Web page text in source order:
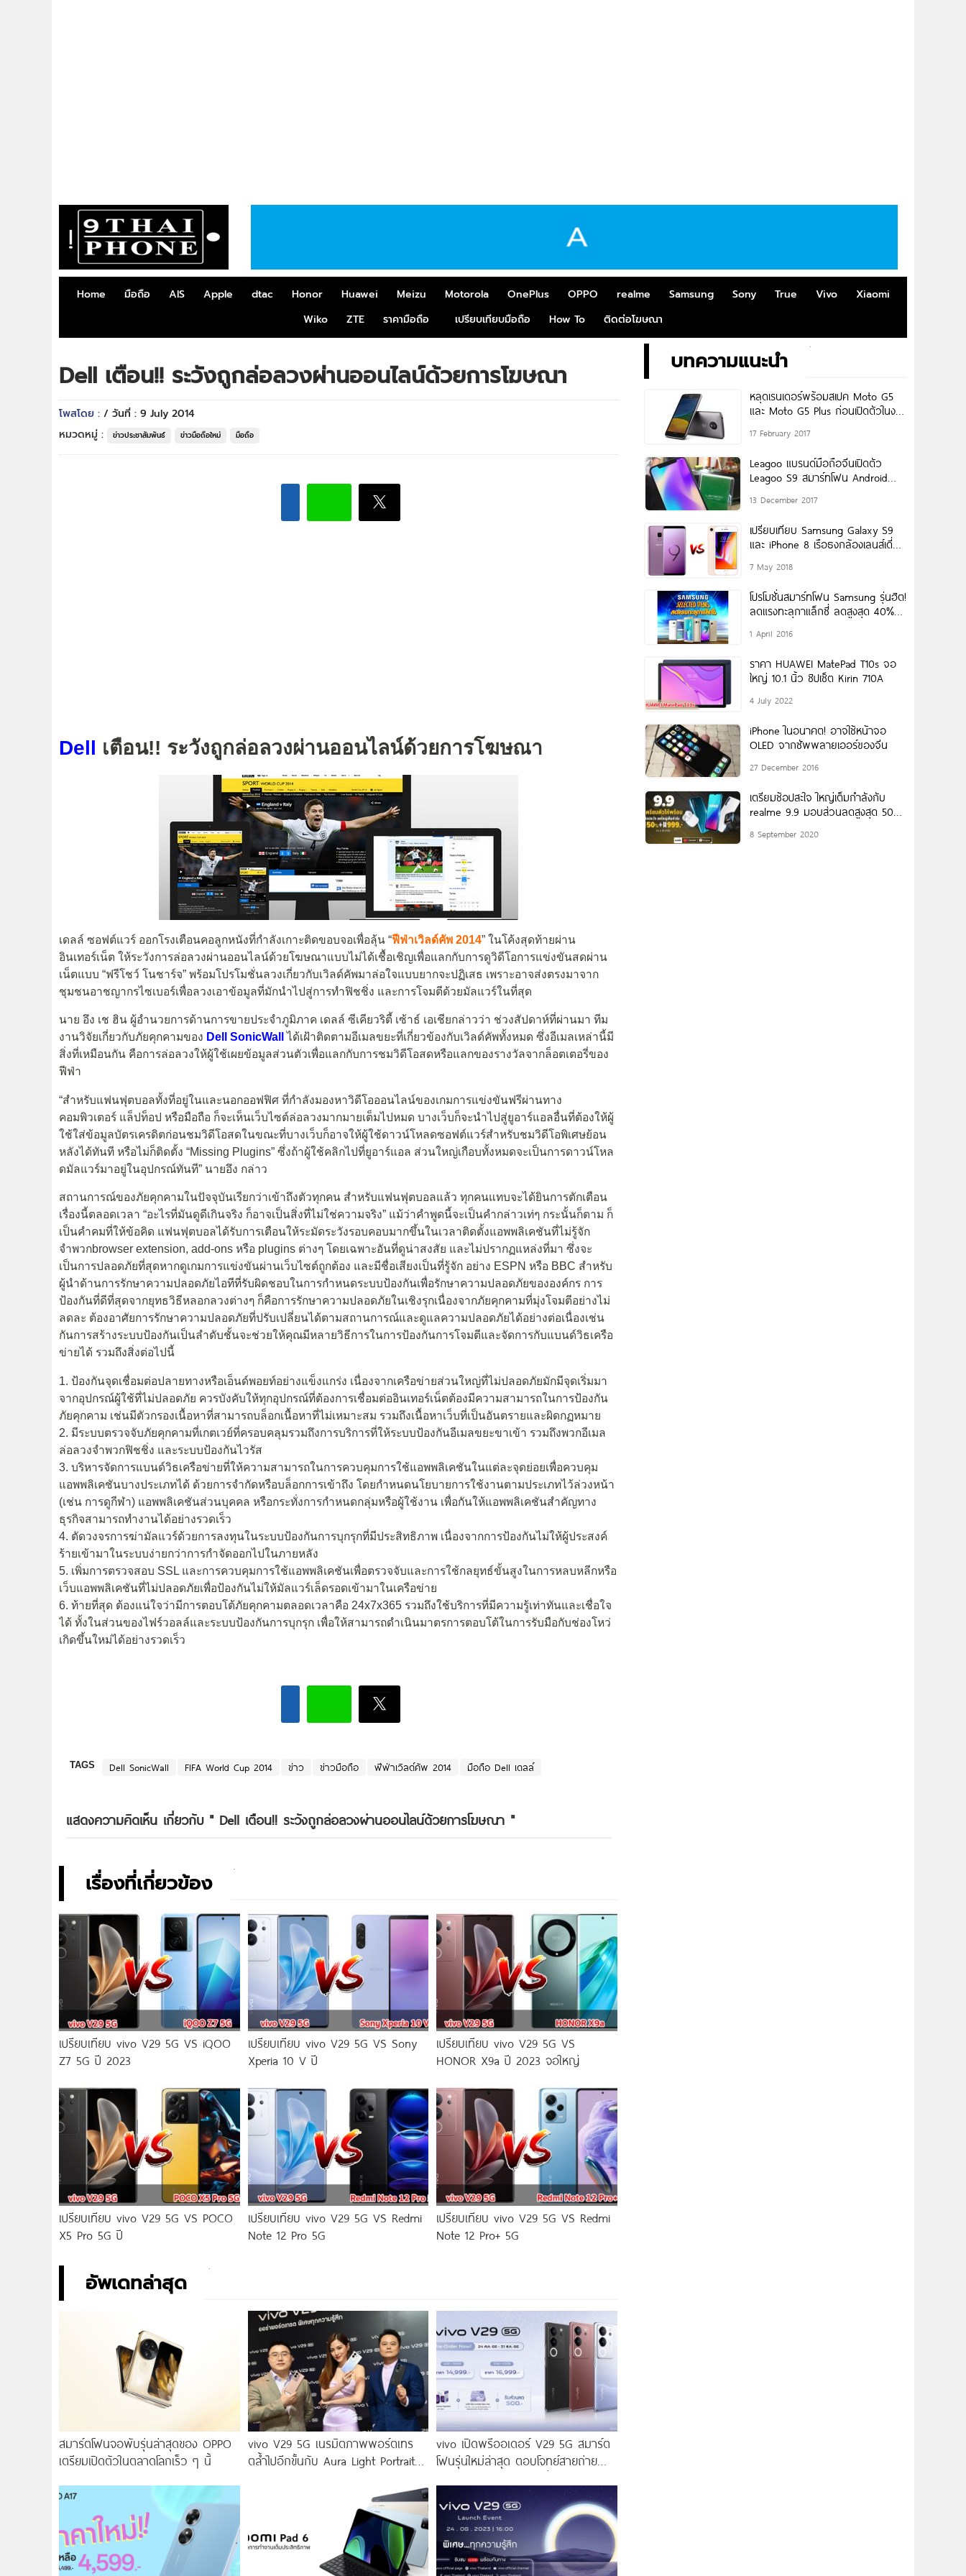
Home มือถือ AIS Apple dtac Honor Huawei Meizu Motorola OnePlus OPPO realme Samsung Sony True Vivo
Xiaomi
Wiko
ZTE ราคามือถือ เปรียบเทียบมือถือ How To ติดต่อโฆษณา
Dell เตือน!! ระวังถูกล่อลวงผ่านออนไลน์ด้วยการโฆษณา
โพสโดย : / วันที่ : 9 July 2014
หมวดหมู่ :
ข่าวประชาสัมพันธ์ ข่าวมือถือใหม่ มือถือ
Dell เตือน!! ระวังถูกล่อลวงผ่านออนไลน์ด้วยการโฆษณา
เดลล์ ซอฟต์แวร์ ออกโรงเตือนคอลูกหนังที่กำลังเกาะติดขอบจอเพื่อลุ้น “ฟีฟ่าเวิลด์คัพ 2014” ในโค้งสุดท้ายผ่าน
อินเทอร์เน็ต ให้ระวังการล่อลวงผ่านออนไลน์ด้วยโฆษณาแบบไม่ได้เชื้อเชิญเพื่อแลกกับการดูวิดีโอการแข่งขันสดผ่าน
เน็ตแบบ “ฟรีโชว์ โนชาร์จ” พร้อมโปรโมชั่นลวงเกี่ยวกับเวิลด์คัพมาล่อใจแบบยากจะปฏิเสธ เพราะอาจส่งตรงมาจาก
ชุมชนอาชญากรไซเบอร์เพื่อลวงเอาข้อมูลที่มักนำไปสู่การทำฟิชชิ่ง และการโจมตีด้วยมัลแวร์ในที่สุด
นาย อึง เช ฮิน ผู้อำนวยการด้านการขายประจำภูมิภาค เดลล์ ซีเคียวริตี้ เซ้าธ์ เอเชียกล่าวว่า ช่วงสัปดาห์ที่ผ่านมา ทีม
งานวิจัยเกี่ยวกับภัยคุกคามของ Dell SonicWall
ได้เฝ้าติดตามอีเมลขยะที่เกี่ยวข้องกับเวิลด์คัพทั้งหมด ซึ่งอีเมลเหล่านี้มี
สิ่งที่เหมือนกัน คือการล่อลวงให้ผู้ใช้เผยข้อมูลส่วนตัวเพื่อแลกกับการชมวิดีโอสดหรือแลกของรางวัลจากล็อตเตอรี่ของ
ฟีฟ่า
“สำหรับแฟนฟุตบอลทั้งที่อยู่ในและนอกออฟฟิศ ที่กำลังมองหาวิดีโอออนไลน์ของเกมการแข่งขันฟรีผ่านทาง
คอมพิวเตอร์ แล็ปท็อป หรือมือถือ ก็จะเห็นเว็บไซต์ล่อลวงมากมายเต็มไปหมด บางเว็บก็จะนำไปสู่ยูอาร์แอลอื่นที่ต้องให้ผู้
ใช้ใส่ข้อมูลบัตรเครดิตก่อนชมวิดีโอสดในขณะที่บางเว็บก็อาจให้ผู้ใช้ดาวน์โหลดซอฟต์แวร์สำหรับชมวิดีโอพิเศษย้อน
หลังได้ทันที หรือไม่ก็ติดตั้ง “Missing Plugins” ซึ่งถ้าผู้ใช้คลิกไปที่ยูอาร์แอล ส่วนใหญ่เกือบทั้งหมดจะเป็นการดาวน์โหล
ดมัลแวร์มาอยู่ในอุปกรณ์ทันที” นายอึง กล่าว
สถานการณ์ของภัยคุกคามในปัจจุบันเรียกว่าเข้าถึงตัวทุกคน สำหรับแฟนฟุตบอลแล้ว ทุกคนแทบจะได้ยินการตักเตือน
เรื่องนี้ตลอดเวลา “อะไรที่มันดูดีเกินจริง ก็อาจเป็นสิ่งที่ไม่ใช่ความจริง” แม้ว่าคำพูดนี้จะเป็นคำกล่าวเท่ๆ กระนั้นก็ตาม ก็
เป็นคำคมที่ให้ข้อคิด แฟนฟุตบอลได้รับการเตือนให้ระมัดระวังรอบคอบมากขึ้นในเวลาติดตั้งแอพพลิเคชันที่ไม่รู้จัก
จำพวกbrowser extension, add-ons หรือ plugins ต่างๆ โดยเฉพาะอันที่ดูน่าสงสัย และไม่ปรากฏแหล่งที่มา ซึ่งจะ
เป็นการปลอดภัยที่สุดหากดูเกมการแข่งขันผ่านเว็บไซต์ถูกต้อง และมีชื่อเสียงเป็นที่รู้จัก อย่าง ESPN หรือ BBC สำหรับ
ผู้นำด้านการรักษาความปลอดภัยไอทีที่รับผิดชอบในการกำหนดระบบป้องกันเพื่อรักษาความปลอดภัยขององค์กร การ
ป้องกันที่ดีที่สุดจากยุทธวิธีหลอกลวงต่างๆ ก็คือการรักษาความปลอดภัยในเชิงรุกเนื่องจากภัยคุกคามที่มุ่งโจมตีอย่างไม่
ลดละ ต้องอาศัยการรักษาความปลอดภัยที่ปรับเปลี่ยนได้ตามสถานการณ์และดูแลความปลอดภัยได้อย่างต่อเนื่องเช่น
กันการสร้างระบบป้องกันเป็นลำดับชั้นจะช่วยให้คุณมีหลายวิธีการในการป้องกันการโจมตีและจัดการกับแบนด์วิธเครือ
ข่ายได้ รวมถึงสิ่งต่อไปนี้
1. ป้องกันจุดเชื่อมต่อปลายทางหรือเอ็นด์พอยท์อย่างแข็งแกร่ง เนื่องจากเครือข่ายส่วนใหญ่ที่ไม่ปลอดภัยมักมีจุดเริ่มมา
จากอุปกรณ์ผู้ใช้ที่ไม่ปลอดภัย ควรบังคับให้ทุกอุปกรณ์ที่ต้องการเชื่อมต่ออินเทอร์เน็ตต้องมีความสามารถในการป้องกัน
ภัยคุกคาม เช่นมีตัวกรองเนื้อหาที่สามารถบล็อกเนื้อหาที่ไม่เหมาะสม รวมถึงเนื้อหาเว็บที่เป็นอันตรายและผิดกฏหมาย
2. มีระบบตรวจจับภัยคุกคามที่เกตเวย์ที่ครอบคลุมรวมถึงการบริการที่ให้ระบบป้องกันอีเมลขยะขาเข้า รวมถึงพวกอีเมล
ล่อลวงจำพวกฟิชชิ่ง และระบบป้องกันไวรัส
3. บริหารจัดการแบนด์วิธเครือข่ายที่ให้ความสามารถในการควบคุมการใช้แอพพลิเคชันในแต่ละจุดย่อยเพื่อควบคุม
แอพพลิเคชันบางประเภทได้ ด้วยการจำกัดหรือบล็อกการเข้าถึง โดยกำหนดนโยบายการใช้งานตามประเภทไว้ล่วงหน้า
(เช่น การดูกีฬา) แอพพลิเคชันส่วนบุคคล หรือกระทั่งการกำหนดกลุ่มหรือผู้ใช้งาน เพื่อกันให้แอพพลิเคชันสำคัญทาง
ธุรกิจสามารถทำงานได้อย่างรวดเร็ว
4. ตัดวงจรการฆ่ามัลแวร์ด้วยการลงทุนในระบบป้องกันการบุกรุกที่มีประสิทธิภาพ เนื่องจากการป้องกันไม่ให้ผู้ประสงค์
ร้ายเข้ามาในระบบง่ายกว่าการกำจัดออกไปในภายหลัง
5. เพิ่มการตรวจสอบ SSL และการควบคุมการใช้แอพพลิเคชันเพื่อตรวจจับและการใช้กลยุทธ์ขั้นสูงในการหลบหลีกหรือ
เว็บแอพพลิเคชันที่ไม่ปลอดภัยเพื่อป้องกันไม่ให้มัลแวร์เล็ดรอดเข้ามาในเครือข่าย
6. ท้ายที่สุด ต้องแน่ใจว่ามีการตอบโต้ภัยคุกคามตลอดเวลาคือ 24x7x365 รวมถึงใช้บริการที่มีความรู้เท่าทันและเชื่อใจ
ได้ ทั้งในส่วนของไฟร์วอลล์และระบบป้องกันการบุกรุก เพื่อให้สามารถดำเนินมาตรการตอบโต้ในการรับมือกับช่องโหว่
เกิดขึ้นใหม่ได้อย่างรวดเร็ว
TAGS Dell SonicWall FIFA World Cup 2014 ข่าว ข่าวมือถือ ฟีฟ่าเวิลด์คัพ 2014 มือถือ Dell เดลล์
แสดงความคิดเห็น เกี่ยวกับ " Dell เตือน!! ระวังถูกล่อลวงผ่านออนไลน์ด้วยการโฆษณา "
เรื่องที่เกี่ยวข้อง
เปรียบเทียบ vivo V29 5G VS iQOO
Z7 5G ปี 2023
เปรียบเทียบ vivo V29 5G VS Sony
Xperia 10 V ปี
เปรียบเทียบ vivo V29 5G VS
HONOR X9a ปี 2023 จอใหญ่
เปรียบเทียบ vivo V29 5G VS POCO
X5 Pro 5G ปี
เปรียบเทียบ vivo V29 5G VS Redmi
Note 12 Pro 5G
เปรียบเทียบ vivo V29 5G VS Redmi
Note 12 Pro+ 5G
อัพเดทล่าสุด
สมาร์ตโฟนจอพับรุ่นล่าสุดของ OPPO
เตรียมเปิดตัวในตลาดโลกเร็ว ๆ นี้
vivo V29 5G เนรมิตภาพพอร์ตเทร
ตล้ำไปอีกขั้นกับ Aura Light Portrait
vivo เปิดพรีออเดอร์ V29 5G สมาร์ต
โฟนรุ่นใหม่ล่าสุด ตอบโจทย์สายถ่าย
14,999 บาท จัดเต็มกับโปรโมชันพิเศษ
ก่อนใคร
บทความแนะนำ
หลุดเรนเดอร์พร้อมสเปค Moto G5
และ Moto G5 Plus ก่อนเปิดตัวในงาน
17 February 2017
Leagoo แบรนด์มือถือจีนเปิดตัว
Leagoo S9 สมาร์ทโฟน Android
13 December 2017
เปรียบเทียบ Samsung Galaxy S9
และ iPhone 8 เรือธงกล้องเลนส์เดี่ยว
7 May 2018
โปรโมชั่นสมาร์ทโฟน Samsung รุ่นฮิต!
ลดแรงทะลุกาแล็กซี่ ลดสูงสุด 40%
1 April 2016
ราคา HUAWEI MatePad T10s จอ
ใหญ่ 10.1 นิ้ว ชิปเซ็ต Kirin 710A
4 July 2022
iPhone ในอนาคต! อาจใช้หน้าจอ
OLED จากซัพพลายเออร์ของจีน
27 December 2016
เตรียมช้อปสะใจ ใหญ่เต็มกำลังกับ
realme 9.9 มอบส่วนลดสูงสุด 50%
วันที่
8 September 2020